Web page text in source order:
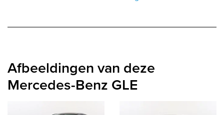
Afbeeldingen van deze
Mercedes-Benz GLE